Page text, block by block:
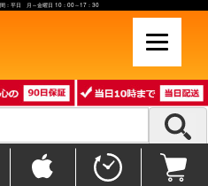
：平日 月～金曜日 10：00～17：30